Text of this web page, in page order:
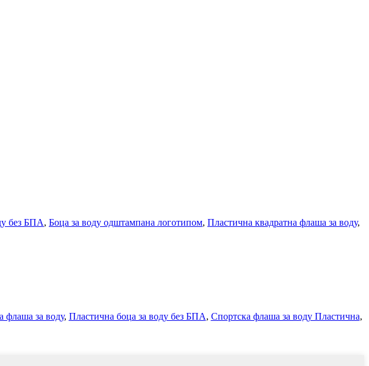
без БПА, Боца за воду одштампана логотипом, Пластична квадратна флаша за воду,
флаша за воду, Пластична боца за воду без БПА, Спортска флаша за воду Пластична,